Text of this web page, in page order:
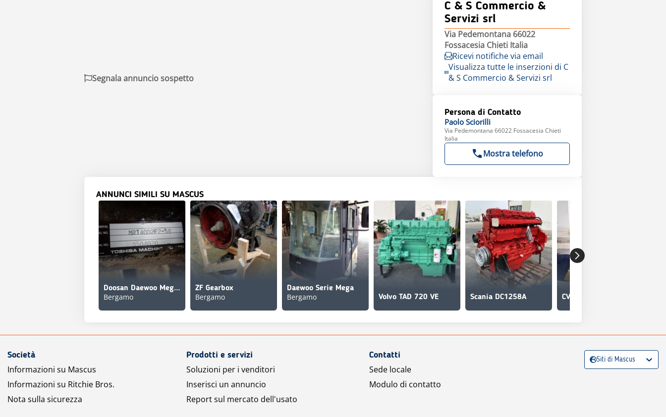
C & S Commercio &
Servizi srl
Via Pedemontana 66022
Fossacesia Chieti Italia
Ricevi notifiche via email
Visualizza tutte le inserzioni di C
& S Commercio & Servizi srl
Persona di Contatto
Paolo Sciorilli
Via Pedemontana 66022 Fossacesia Chieti
Italia
Mostra telefono
Segnala annuncio sospetto
ANNUNCI SIMILI SU MASCUS
Doosan Daewoo Mega 500
Bergamo
ZF Gearbox
Bergamo
Daewoo Serie Mega
Bergamo Volvo TAD 720 VE Scania DC1258A
Società
Informazioni su Mascus
Informazioni su Ritchie Bros.
Nota sulla sicurezza
Prodotti e servizi
Soluzioni per i venditori
Inserisci un annuncio
Report sul mercato dell'usato
Contatti
Sede locale
Modulo di contatto
Siti di Mascus